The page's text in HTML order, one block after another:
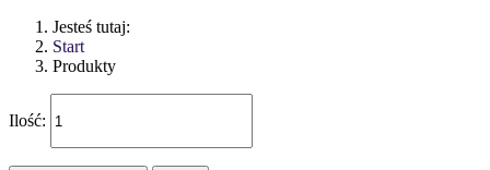
Jesteś tutaj:
Start
Produkty
Ilość: